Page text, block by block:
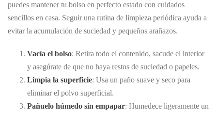
puedes mantener tu bolso en perfecto estado con cuidados
sencillos en casa. Seguir una rutina de limpieza periódica ayuda a
evitar la acumulación de suciedad y pequeños arañazos.
Vacía el bolso: Retira todo el contenido, sacude el interior
y asegúrate de que no haya restos de suciedad o papeles.
Limpia la superficie: Usa un paño suave y seco para
eliminar el polvo superficial.
Pañuelo húmedo sin empapar: Humedece ligeramente un